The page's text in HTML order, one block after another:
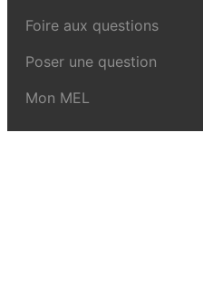
Foire aux questions
Poser une question
Mon MEL